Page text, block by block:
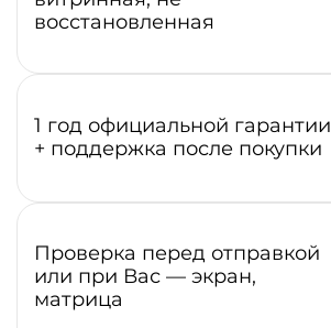
восстановленная
1 год официальной гарантии
+ поддержка после покупки
Проверка перед отправкой
или при Вас — экран,
матрица